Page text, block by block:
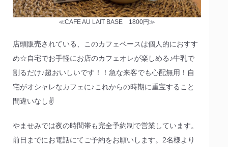
≪CAFE AU LAIT BASE 1800円≫
店頭販売されている、このカフェベースは個人的におすす
め☆自宅でお手軽にお店のカフェオレが楽しめる♪牛乳で
割るだけ♪超おいしいです！！急な来客でも心配無用！自
宅がオシャレなカフェに♪これからの時期に重宝すること
間違いなし✌
やませみでは夜の時間帯も完全予約制で営業しています。
前日までにお電話にてご予約をお願いします。2名様より